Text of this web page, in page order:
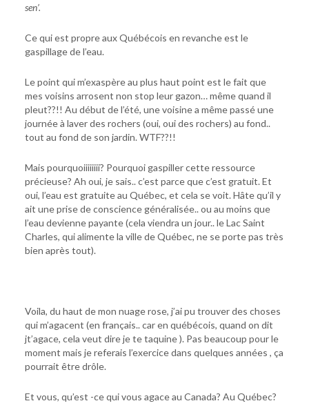
sen’.
Ce qui est propre aux Québécois en revanche est le
gaspillage de l’eau.
Le point qui m’exaspère au plus haut point est le fait que
mes voisins arrosent non stop leur gazon… même quand il
pleut??!! Au début de l’été, une voisine a même passé une
journée à laver des rochers (oui, oui des rochers) au fond..
tout au fond de son jardin. WTF??!!
Mais pourquoiiiiiiii? Pourquoi gaspiller cette ressource
précieuse? Ah oui, je sais.. c’est parce que c’est gratuit. Et
oui, l’eau est gratuite au Québec, et cela se voit. Hâte qu’il y
ait une prise de conscience généralisée.. ou au moins que
l’eau devienne payante (cela viendra un jour.. le Lac Saint
Charles, qui alimente la ville de Québec, ne se porte pas très
bien après tout).
Voila, du haut de mon nuage rose, j’ai pu trouver des choses
qui m’agacent (en français.. car en québécois, quand on dit
jt’agace, cela veut dire je te taquine ). Pas beaucoup pour le
moment mais je referais l’exercice dans quelques années , ça
pourrait être drôle.
Et vous, qu’est -ce qui vous agace au Canada? Au Québec?